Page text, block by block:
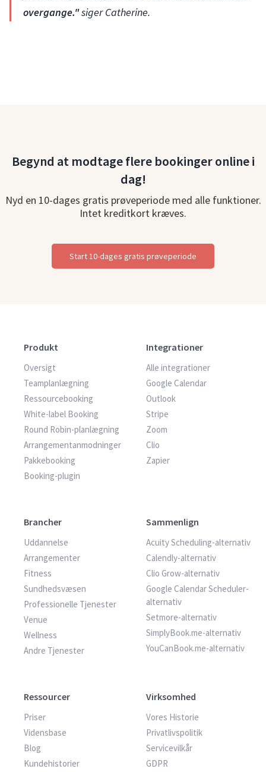
overgange."siger Catherine.
Begynd at modtage flere bookinger online i
dag!
Nyd en 10-dages gratis prøveperiode med alle funktioner.
Intet kreditkort kræves.
Start 10-dages gratis prøveperiode
Produkt
Oversigt
Teamplanlægning
Ressourcebooking
White-label Booking
Round Robin-planlægning
Arrangementanmodninger
Pakkebooking
Booking-plugin
Integrationer
Alle integrationer
Google Calendar
Outlook
Stripe
Zoom
Clio
Zapier
Brancher
Uddannelse
Arrangementer
Fitness
Sundhedsvæsen
Professionelle Tjenester
Venue
Wellness
Andre Tjenester
Sammenlign
Acuity Scheduling-alternativ
Calendly-alternativ
Clio Grow-alternativ
Google Calendar Scheduler-
alternativ
Setmore-alternativ
SimplyBook.me-alternativ
YouCanBook.me-alternativ
Ressourcer
Priser
Vidensbase
Blog
Kundehistorier
Virksomhed
Vores Historie
Privatlivspolitik
Servicevilkår
GDPR